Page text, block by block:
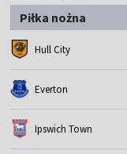
Piłka nożna
Hull City
Everton
Ipswich Town